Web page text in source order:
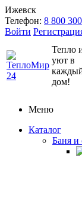
Ижевск
Телефон: 8 800
Войти
Тепло
уют в
дом!
Меню
Каталог
Баня и